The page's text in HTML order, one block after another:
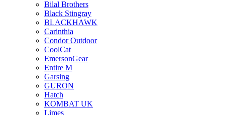
Bilal Brothers
Black Stingray
BLACKHAWK
Carinthia
Condor Outdoor
CoolCat
EmersonGear
Entire M
Garsing
GURON
Hatch
KOMBAT UK
Limes